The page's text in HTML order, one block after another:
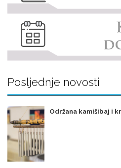
Posljednje novosti
Održana kamišibaj i